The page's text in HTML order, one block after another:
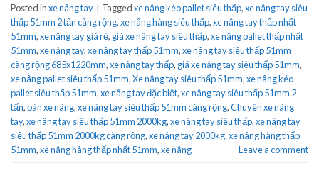
Posted inxe nâng tay Taggedxe nâng kéo pallet siêu thấp,xe nâng tay siêu
thấp 51mm 2 tấn càng rộng,xe nâng hàng siêu thấp,xe nâng tay thấp nhất
51mm,xe nâng tay giá rẻ, giá xe nâng tay siêu thấp,xe nâng pallet thấp nhất
51mm,xe nâng tay,xe nâng tay thấp 51mm,xe nâng tay siêu thấp 51mm
càng rộng 685x1220mm,xe nâng tay thấp, giá xe nâng tay siêu thấp 51mm,
xe nâng pallet siêu thấp 51mm,Xe nâng tay siêu thấp 51mm,xe nâng kéo
pallet siêu thấp 51mm,xe nâng tay đặc biệt,xe nâng tay siêu thấp 51mm 2
tấn,bán xe nâng,xe nâng tay siêu thấp 51mm càng rộng,Chuyên xe nâng
tay,xe nâng tay siêu thấp 51mm 2000kg,xe nâng tay siêu thấp,xe nâng tay
siêu thấp 51mm 2000kg càng rộng,xe nâng tay 2000kg,xe nâng hàng thấp
51mm,xe nâng hàng thấp nhất 51mm,xe nâng Leave a comment